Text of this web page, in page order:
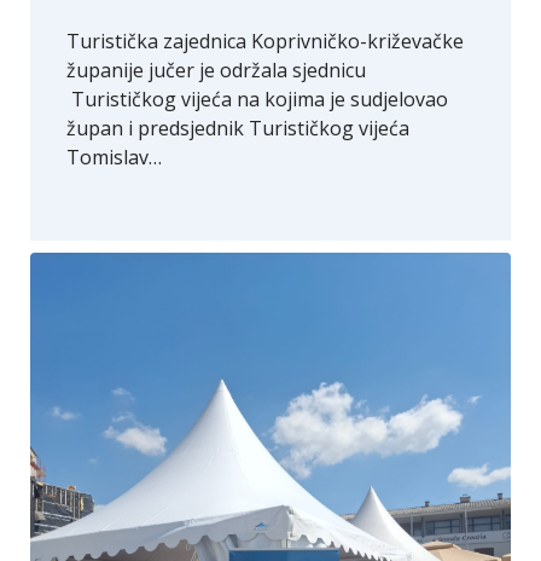
Turistička zajednica Koprivničko-križevačke
županije jučer je održala sjednicu
Turističkog vijeća na kojima je sudjelovao
župan i predsjednik Turističkog vijeća
Tomislav…